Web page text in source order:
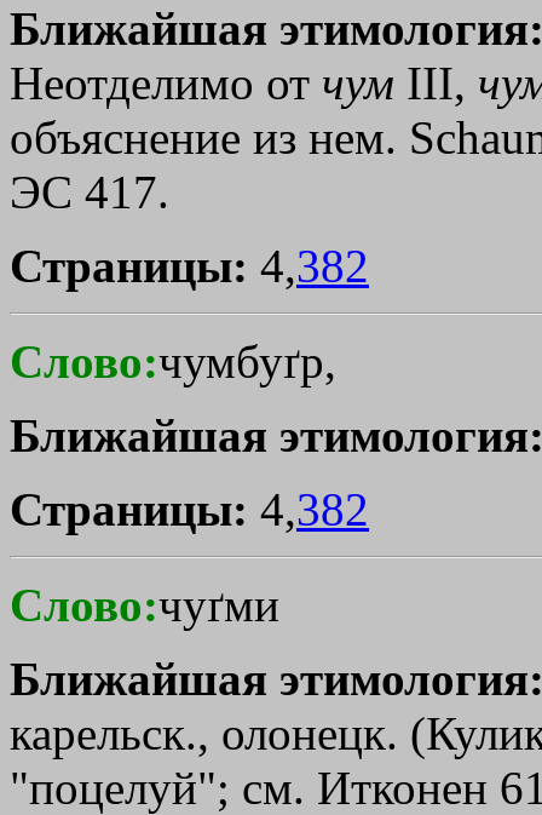
Ближайшая
Неотделимо от чум III,
объяснение из нем.
ЭС 417.
Страницы: 4,382
Слово:чумбуґр,
Ближайшая
Страницы: 4,382
Слово:чуґми
Ближайшая
карельск., олонецк.
"поцелуй"; см. Итконен